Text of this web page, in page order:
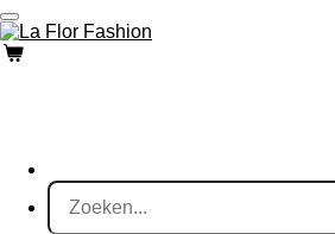
Ga
direct
naar